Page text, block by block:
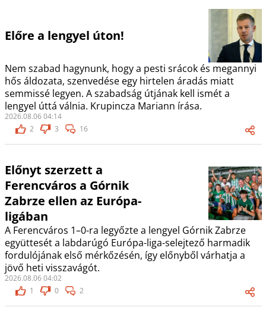
Előre a lengyel úton!
Nem szabad hagynunk, hogy a pesti srácok és megannyi
hős áldozata, szenvedése egy hirtelen áradás miatt
semmissé legyen. A szabadság útjának kell ismét a
lengyel úttá válnia. Krupincza Mariann írása.
2026.08.06 04:14
2
3 16
Előnyt szerzett a
Ferencváros a Górnik
Zabrze ellen az Európa-
ligában
A Ferencváros 1–0-ra legyőzte a lengyel Górnik Zabrze
együttesét a labdarúgó Európa-liga-selejtező harmadik
fordulójának első mérkőzésén, így előnyből várhatja a
jövő heti visszavágót.
2026.08.06 04:02
1
0 2